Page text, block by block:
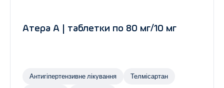
Атера А | таблетки по 80 мг/10 мг
Антигіпертензивне лікування Телмісартан